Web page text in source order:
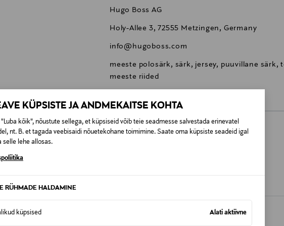
KÜPSISTE JA ANDMEKAITSE KOHTA
kõik", nõustute sellega, et küpsiseid võib teie seadmesse salvestada erinevatel
nt. B. et tagada veebisaidi nõuetekohane toimimine. Saate oma küpsiste seadeid igal
selle lehe allosas.
RÜHMADE HALDAMINE
küpsised Alati aktiivne
Hugo Boss AG
Holy-Allee 3, 72555 Metzingen, Germany
info@hugoboss.com
meeste polosärk, särk, jersey, puuvillane särk,
meeste riided
KA